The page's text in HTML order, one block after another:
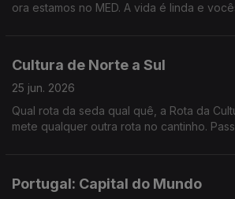
ora estamos no MED. A vida é linda e
Cultura de Norte a Sul
25 jun. 2026
Qual rota da seda qual quê, a Rota da
mete qualquer outra rota no cantinho.
Portugal: Capital do Mundo